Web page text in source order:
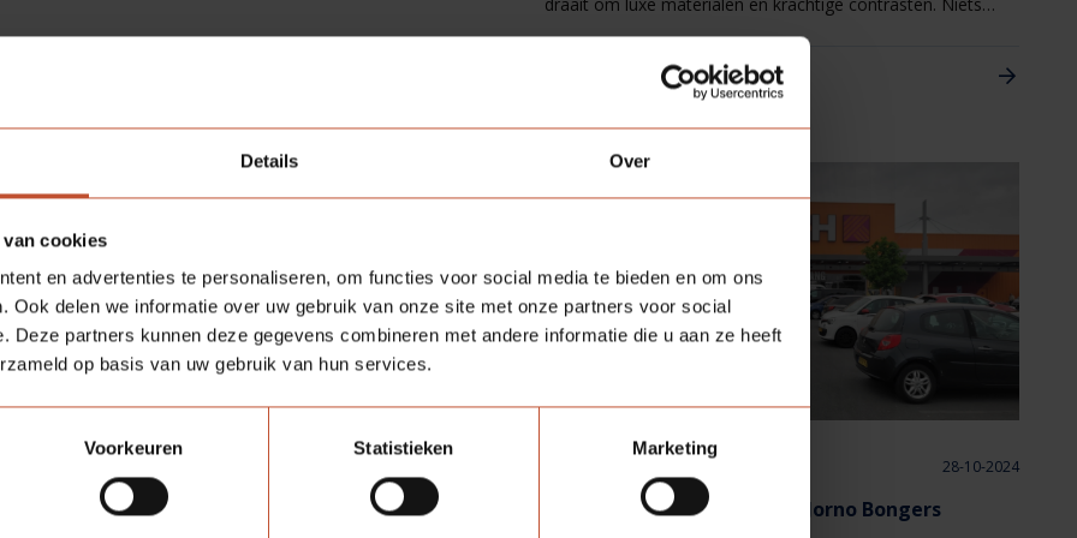
Details Over
cookies
en advertenties te personaliseren, om functies voor social media te bieden en om ons
Ook delen we informatie over uw gebruik van onze site met onze partners voor social
Deze partners kunnen deze gegevens combineren met andere informatie die u aan ze heeft
op basis van uw gebruik van hun services.
Voorkeuren Statistieken Marketing
Binnendeuren 29-11-2024
Alles over onze deuren en kozijnen
28-10-2024
Next step: het verhaal van Jorno Bongers